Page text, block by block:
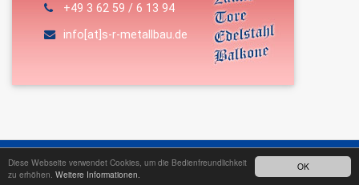
OK
Diese Webseite verwendet Cookies, um die Bedienfreundlichkeit
zu erhöhen. Weitere Informationen.
+49 3 62 59 / 6 13 94
info[at]s-r-metallbau.de
Sven Reinhardt.
Impressum